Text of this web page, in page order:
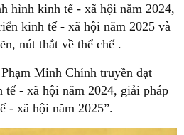
hình kinh tế - xã hội năm 2024,
kinh tế - xã hội năm 2025 và
nút thắt về thể chế .
Minh Chính truyền đạt
tế - xã hội năm 2024, giải pháp
- xã hội năm 2025”.